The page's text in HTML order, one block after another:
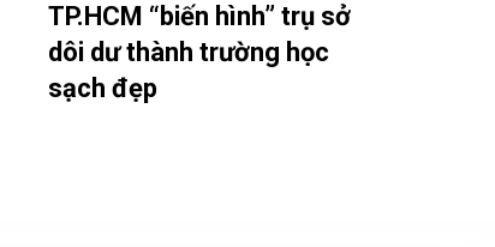
TP.HCM “biến hình” trụ sở
dôi dư thành trường học
sạch đẹp